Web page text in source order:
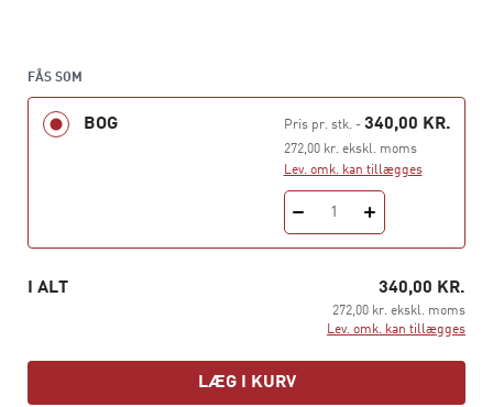
betydning for samfundets måde at fungere på, ikke
mindst når det gælder, hvordan stat og erhvervsliv
håndterer globaliseringen.
Ove K. Pedersen er professor ved Department for
Business and Politics ved Copenhagen Business School
og forfatter til bl.a. Konkurrencestaten, som giver en
betydning for Danmark.
FÅS SOM
BOG Pris pr. stk.- 340,00 KR.
272,00 kr. ekskl. moms
Lev. omk. kan tillægges
1
I ALT 340,00 KR.
272,00 kr. ekskl. moms
Lev. omk. kan tillægges
LÆG I KURV